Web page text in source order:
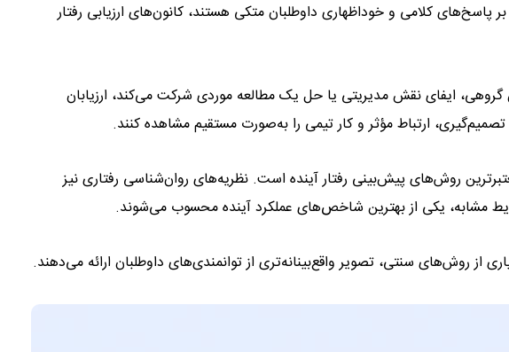
کلامی و خوداظهاری داوطلبان متکی هستند، کانون‌های ارزیابی رفتار
ایفای نقش مدیریتی یا حل یک مطالعه موردی شرکت می‌کند، ارزیابان
ارتباط مؤثر و کار تیمی را به‌صورت مستقیم مشاهده کنند.
روش‌های پیش‌بینی رفتار آینده است. نظریه‌های روان‌شناسی رفتاری نیز
مشابه، یکی از بهترین شاخص‌های عملکرد آینده محسوب می‌شوند.
از روش‌های سنتی، تصویر واقع‌بینانه‌تری از توانمندی‌های داوطلبان ارائه می‌دهند.